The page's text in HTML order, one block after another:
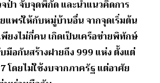
ป่า จับจุดพิกัด และนำแนวคิดการ
แพร่ให้กับหมู่บ้านอื่น จากจุดเริ่มต้น
ยงไม่กี่คน เกิดเป็นเครือข่ายพิทักษ์
มือกันสร้างฝายถึง 999 แห่ง ตั้งแต่
โดยไม่ใช้งบจากภาครัฐ แต่อาศัย